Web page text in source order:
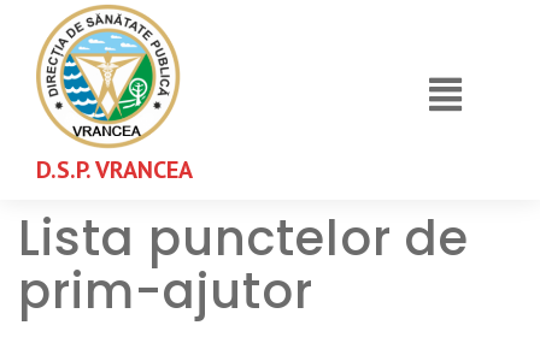
D.S.P. VRANCEA
Lista punctelor de
prim-ajutor